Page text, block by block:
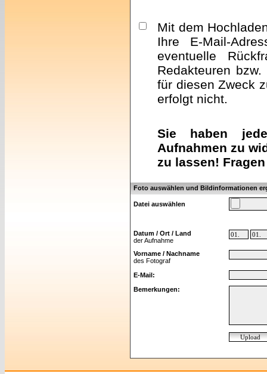
Mit dem
Ihre E-Mail-
eventuelle
Redakteuren
für diesen Zweck
erfolgt nicht.
Sie haben
Aufnahmen zu
zu lassen!
Foto auswählen und Bildinformationen
Datei auswählen
Datum / Ort / Land
der Aufnahme
Vorname / Nachname
des Fotograf
E-Mail:
Bemerkungen: